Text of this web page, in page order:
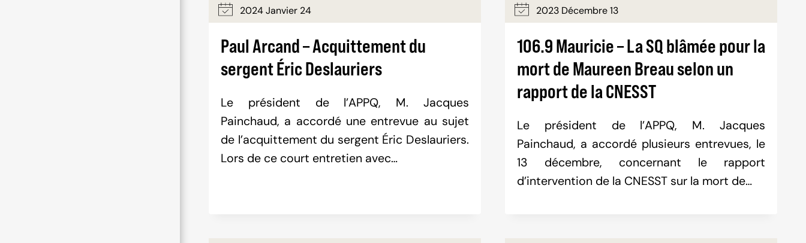
2024 Janvier 24
Paul Arcand – Acquittement du
sergent Éric Deslauriers
Le président de l’APPQ, M. Jacques
Painchaud, a accordé une entrevue au sujet
de l’acquittement du sergent Éric Deslauriers.
Lors de ce court entretien avec…
2023 Décembre 13
106.9 Mauricie – La SQ blâmée pour la
mort de Maureen Breau selon un
rapport de la CNESST
Le président de l’APPQ, M. Jacques
Painchaud, a accordé plusieurs entrevues, le
13 décembre, concernant le rapport
d’intervention de la CNESST sur la mort de…